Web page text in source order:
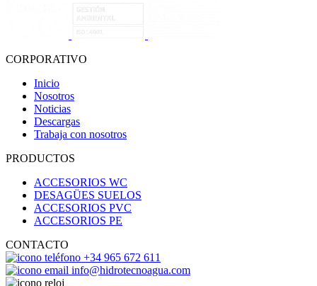
CORPORATIVO
Inicio
Nosotros
Noticias
Descargas
Trabaja con nosotros
PRODUCTOS
ACCESORIOS WC
DESAGÜES SUELOS
ACCESORIOS PVC
ACCESORIOS PE
CONTACTO
+34 965 672 611
info@hidrotecnoagua.com